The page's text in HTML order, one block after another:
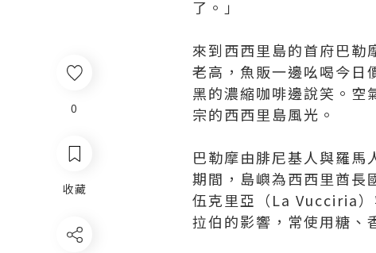
0
收藏
了。」
來到西西里島的首府巴勒
老高，魚販一邊吆喝今日
黑的濃縮咖啡邊說笑。空
宗的西西里島風光。
巴勒摩由腓尼基人與羅
期間，島嶼為西西里酋
伍克里亞（La Vucciria
拉伯的影響，常使用糖、